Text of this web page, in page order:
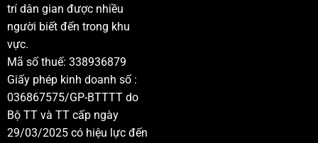
trí dân gian được nhiều
người biết đến trong khu
vực.
Mã số thuế: 338936879
Giấy phép kinh doanh số :
036867575/GP-BTTTT do
Bộ TT và TT cấp ngày
29/03/2025 có hiệu lực đến